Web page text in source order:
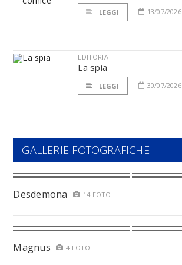
LEGGI 13/07/2026
EDITORIA
La spia
LEGGI 30/07/2026
GALLERIE FOTOGRAFICHE
Desdemona 14 FOTO
Magnus 4 FOTO